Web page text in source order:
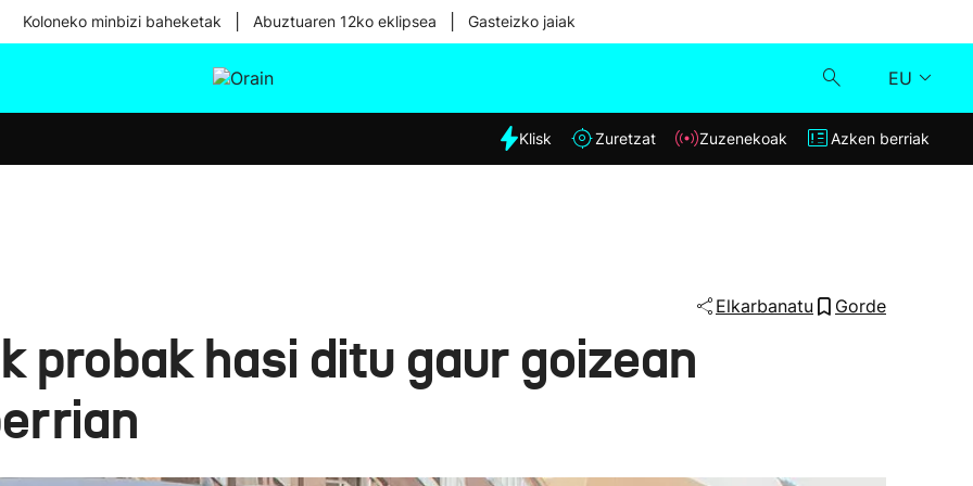
Koloneko minbizi baheketak Abuztuaren 12ko eklipsea Gasteizko jaiak
EU
Eguraldia
Klisk
Klisk Zuretzat Zuzenekoak Azken berriak
Elkarbanatu Gorde
probak hasi ditu gaur goizean